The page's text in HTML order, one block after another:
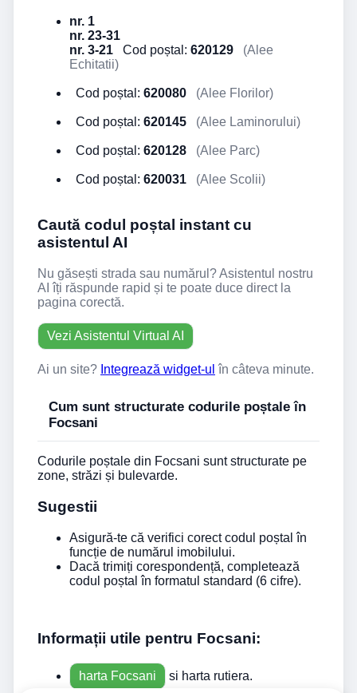
nr. 1
nr. 23-31
nr. 3-21 Cod poștal: 620129
(Alee
Echitatii)
Cod poștal: 620080 (Alee Florilor)
Cod poștal: 620145 (Alee Laminorului)
Cod poștal: 620128 (Alee Parc)
Cod poștal: 620031 (Alee Scolii)
Caută codul poștal instant cu
asistentul AI
Nu găsești strada sau numărul? Asistentul nostru
AI îți răspunde rapid și te poate duce direct la
pagina corectă.
Vezi Asistentul Virtual AI
Ai un site? Integrează widget-ul în câteva minute.
Cum sunt structurate codurile poștale în
Focsani
Codurile poștale din Focsani sunt structurate pe
zone, străzi și bulevarde.
Sugestii
Asigură-te că verifici corect codul poștal în
funcție de numărul imobilului.
Dacă trimiți corespondență, completează
codul poștal în formatul standard (6 cifre).
Informații utile pentru Focsani:
harta Focsani si harta rutiera.